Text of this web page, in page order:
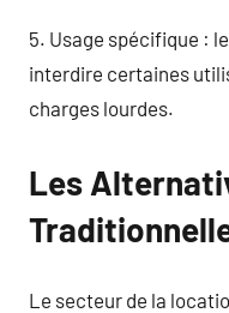
5. Usage spécifique :
interdire certaines
charges lourdes.
Les
Le secteur de la